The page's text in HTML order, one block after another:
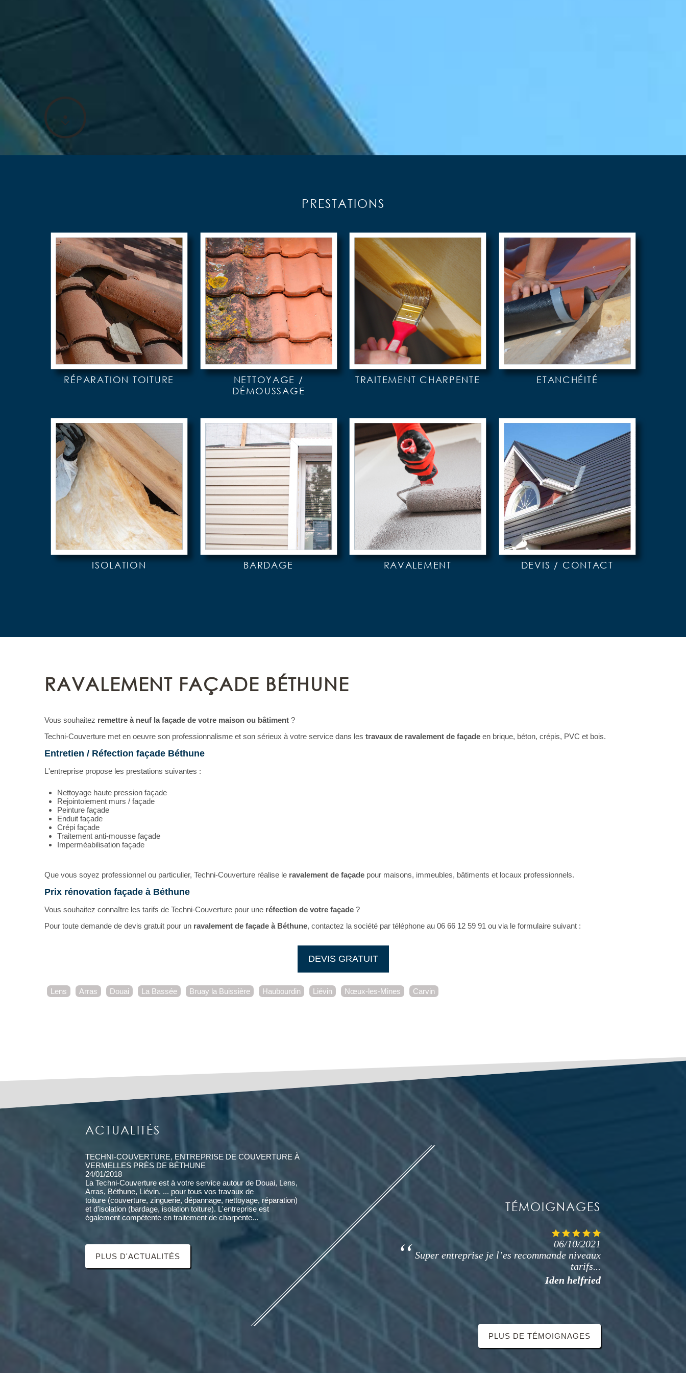
PRESTATIONS
RÉPARATION TOITURE NETTOYAGE /
DÉMOUSSAGE
TRAITEMENT CHARPENTE ETANCHÉITÉ
ISOLATION BARDAGE RAVALEMENT DEVIS / CONTACT
RAVALEMENT FAÇADE BÉTHUNE
Vous souhaitez remettre à neuf la façade de votre maison ou bâtiment ?
Techni-Couverture met en oeuvre son professionnalisme et son sérieux à votre service dans les travaux de ravalement de façade en brique, béton, crépis, PVC et bois.
Entretien / Réfection façade Béthune
L'entreprise propose les prestations suivantes :
Nettoyage haute pression façade
Rejointoiement murs / façade
Peinture façade
Enduit façade
Crépi façade
Traitement anti-mousse façade
Imperméabilisation façade
Que vous soyez professionnel ou particulier, Techni-Couverture réalise le ravalement de façade pour maisons, immeubles, bâtiments et locaux professionnels.
Prix rénovation façade à Béthune
Vous souhaitez connaître les tarifs de Techni-Couverture pour une réfection de votre façade ?
Pour toute demande de devis gratuit pour un ravalement de façade à Béthune, contactez la société par téléphone au 06 66 12 59 91 ou via le formulaire suivant :
DEVIS GRATUIT
Lens Arras Douai La Bassée Bruay la Buissière Haubourdin Liévin Nœux-les-Mines Carvin
ACTUALITÉS
TECHNI-COUVERTURE, ENTREPRISE DE COUVERTURE À
VERMELLES PRÈS DE BÉTHUNE
24/01/2018
La Techni-Couverture est à votre service autour de Douai, Lens,
Arras, Béthune, Liévin, ... pour tous vos travaux de
toiture (couverture, zinguerie, dépannage, nettoyage, réparation)
et d'isolation (bardage, isolation toiture). L'entreprise est
également compétente en traitement de charpente...
PLUS D'ACTUALITÉS
TÉMOIGNAGES
06/10/2021
Super entreprise je l’es recommande niveaux
tarifs...
Iden helfried
06/10/2021
Super entreprise travaux bien réalisé niveaux
tarifs correct sans sur prise de très bon conseil je
recommande cest entreprise...
PLUS DE TÉMOIGNAGES